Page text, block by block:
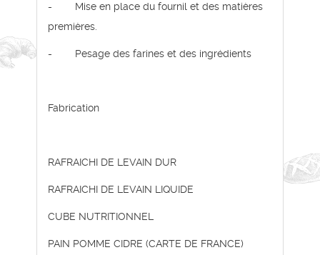
- Mise en place du fournil et des matières
premières.
- Pesage des farines et des ingrédients
Fabrication
RAFRAICHI DE LEVAIN DUR
RAFRAICHI DE LEVAIN LIQUIDE
CUBE NUTRITIONNEL
PAIN POMME CIDRE (CARTE DE FRANCE)